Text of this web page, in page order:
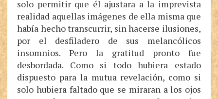
solo permitir que él ajustara a la imprevista
realidad aquellas imágenes de ella misma que
había hecho transcurrir, sin hacerse ilusiones,
por el desfiladero de sus melancólicos
insomnios. Pero la gratitud pronto fue
desbordada. Como si todo hubiera estado
dispuesto para la mutua revelación, como si
solo hubiera faltado que se miraran a los ojos